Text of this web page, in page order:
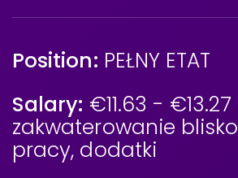
Position: PEŁNY ETAT
Salary: €11.63 -
zakwaterowanie
pracy, dodatki